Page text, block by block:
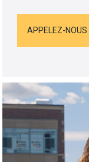
APPELEZ-NOUS